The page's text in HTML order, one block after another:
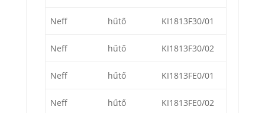
Neff hűtő KI1813F30/01
Neff hűtő KI1813F30/02
Neff hűtő KI1813FE0/01
Neff hűtő KI1813FE0/02